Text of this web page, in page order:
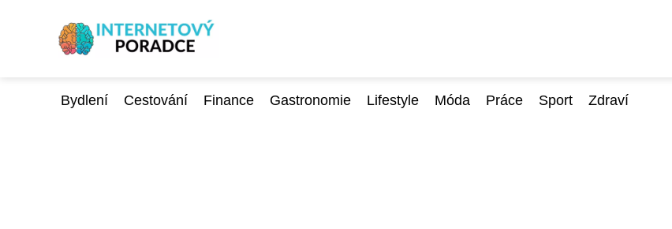
Bydlení Cestování Finance Gastronomie Lifestyle Móda Práce Sport Zdraví